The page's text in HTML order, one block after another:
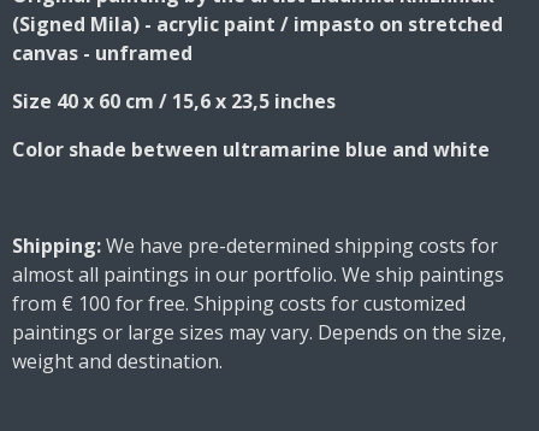
(Signed Mila) - acrylic paint / impasto on stretched
canvas - unframed
Size 40 x 60 cm / 15,6 x 23,5 inches
Color shade between ultramarine blue and white
Shipping:We have pre-determined shipping costs for
almost all paintings in our portfolio. We ship paintings
from € 100 for free. Shipping costs for customized
paintings or large sizes may vary. Depends on the size,
weight and destination.